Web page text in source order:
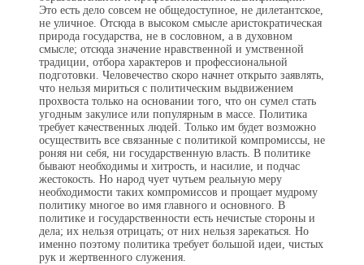
Это есть дело совсем не общедоступное, не дилетантское,
не уличное. Отсюда в высоком смысле аристокра­тическая
природа государства, не в сословном, а в духовном
смысле; отсюда значение нравственной и умственной
традиции, отбора характеров и профессиональной
подготовки. Человечество скоро начнет открыто заявлять,
что нельзя мириться с поли­тическим выдвижением
прохвоста только на основании того, что он сумел стать
угодным закулисе или популярным в массе. Политика
требует качественных людей. Только им будет возможно
осуществить все связанные с политикой компромиссы, не
роняя ни себя, ни государственную власть. В политике
бывают необходимы и хитрость, и насилие, и подчас
жестокость. Но народ чует чутьем реальную меру
необходимости таких ком­промиссов и прощает мудрому
политику многое во имя главного и основного. В
политике и государственности есть нечистые стороны и
дела; их нельзя отрицать; от них нельзя зарекаться. Но
именно поэтому политика требует большой идеи, чистых
рук и жертвенного служения.